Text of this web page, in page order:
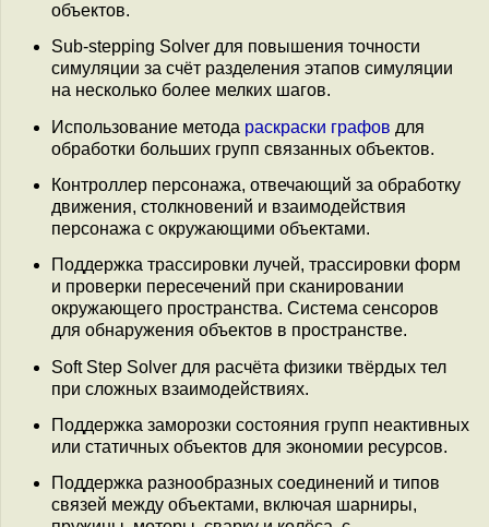
объектов.
Sub-stepping Solver для повышения точности
симуляции за счёт разделения этапов симуляции
на несколько более мелких шагов.
Использование метода раскраски графов для
обработки больших групп связанных объектов.
Контроллер персонажа, отвечающий за обработку
движения, столкновений и взаимодействия
персонажа с окружающими объектами.
Поддержка трассировки лучей, трассировки форм
и проверки пересечений при сканировании
окружающего пространства. Система сенсоров
для обнаружения объектов в пространстве.
Soft Step Solver для расчёта физики твёрдых тел
при сложных взаимодействиях.
Поддержка заморозки состояния групп неактивных
или статичных объектов для экономии ресурсов.
Поддержка разнообразных соединений и типов
связей между объектами, включая шарниры,